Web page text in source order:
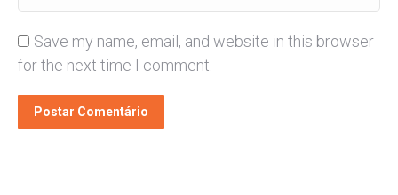
Save my name, email, and website in this browser
for the next time I comment.
Postar Comentário